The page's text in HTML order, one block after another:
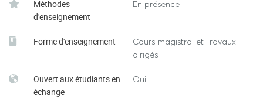
Méthodes
d'enseignement
En présence
Forme d'enseignement
Cours magistral et Travaux
dirigés
Ouvert aux étudiants en
échange
Oui